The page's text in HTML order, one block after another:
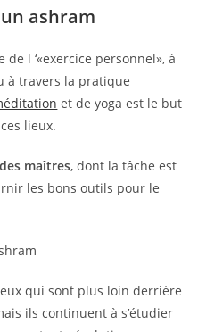
ashram
l ‘«exercice personnel», à
à travers la pratique
et de yoga est le but
lieux.
des maîtres, dont la tâche est
les bons outils pour le
qui sont plus loin derrière
ils continuent à s’étudier